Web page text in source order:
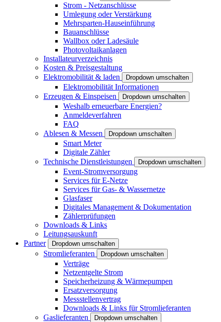
Strom - Netzanschlüsse
Umlegung oder Verstärkung
Mehrsparten-Hauseinführung
Bauanschlüsse
Wallbox oder Ladesäule
Photovoltaikanlagen
Installateurverzeichnis
Kosten & Preisgestaltung
Elektromobilität & laden
Dropdown umschalten
Elektromobilität Informationen
Erzeugen & Einspeisen
Dropdown umschalten
Weshalb erneuerbare Energien?
Anmeldeverfahren
FAQ
Ablesen & Messen
Dropdown umschalten
Smart Meter
Digitale Zähler
Technische Dienstleistungen
Dropdown umschalten
Event-Stromversorgung
Services für E-Netze
Services für Gas- & Wassernetze
Glasfaser
Digitales Management & Dokumentation
Zählerprüfungen
Downloads & Links
Leitungsauskunft
Partner
Dropdown umschalten
Stromlieferanten Dropdown umschalten
Verträge
Netzentgelte Strom
Speicherheizung & Wärmepumpen
Ersatzversorgung
Messstellenvertrag
Downloads & Links für Stromlieferanten
Gaslieferanten
Dropdown umschalten